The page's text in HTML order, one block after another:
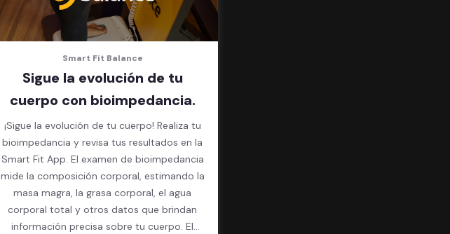
Smart Fit Balance
Sigue la evolución de tu
cuerpo con bioimpedancia.
¡Sigue la evolución de tu cuerpo! Realiza tu
bioimpedancia y revisa tus resultados en la
Smart Fit App. El examen de bioimpedancia
mide la composición corporal, estimando la
masa magra, la grasa corporal, el agua
corporal total y otros datos que brindan
información precisa sobre tu cuerpo. El